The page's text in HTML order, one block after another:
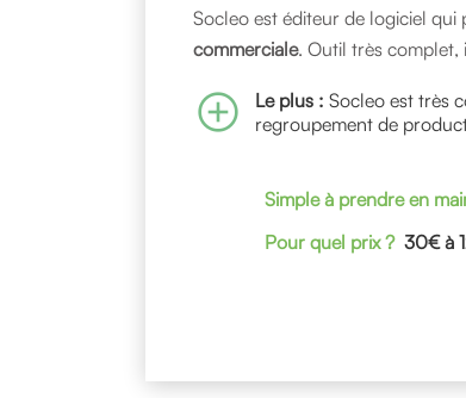
Socleo est éditeur de logiciel
commerciale. Outil très complet,
add_circle Le plus : Socleo est très
regroupement de
Simple à prendre en
Pour quel prix ? 30€ à